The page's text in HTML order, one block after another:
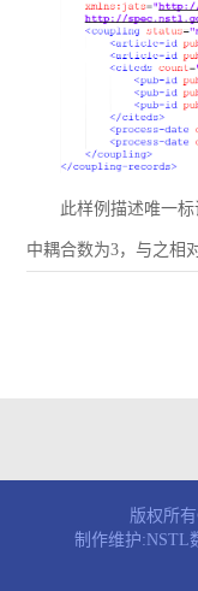
此样例描述唯一标
中耦合数为3，与之相
版权所
制作维护:NSTL